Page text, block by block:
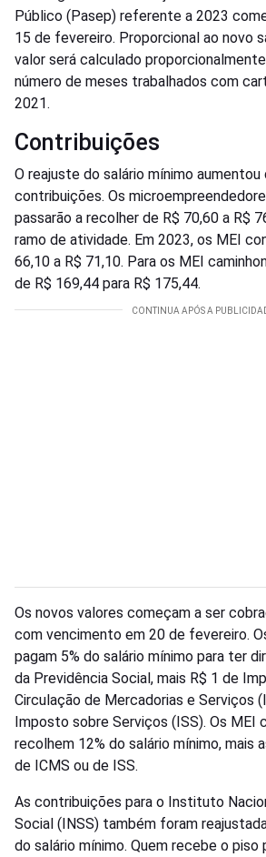
Público (Pasep) referente a 2023
15 de fevereiro. Proporcional ao novo
valor será calculado
número de meses trabalhados com
2021.
Contribuições
O reajuste do salário mínimo aumentou
contribuições. Os
passarão a recolher de R$ 70,60 a R$
ramo de atividade. Em 2023, os MEI
66,10 a R$ 71,10. Para os MEI
de R$ 169,44 para R$ 175,44.
Os novos valores começam a ser
com vencimento em 20 de fevereiro.
pagam 5% do salário mínimo para ter
da Previdência Social, mais R$ 1 de
Circulação de Mercadorias e Serviços
Imposto sobre Serviços (ISS). Os MEI
recolhem 12% do salário mínimo, mais
de ICMS ou de ISS.
As contribuições para o Instituto
Social (INSS) também foram
do salário mínimo. Quem recebe o piso